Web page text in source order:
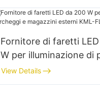
Fornitore di faretti
W per illuminazione di
e magazzini esterni
View Details